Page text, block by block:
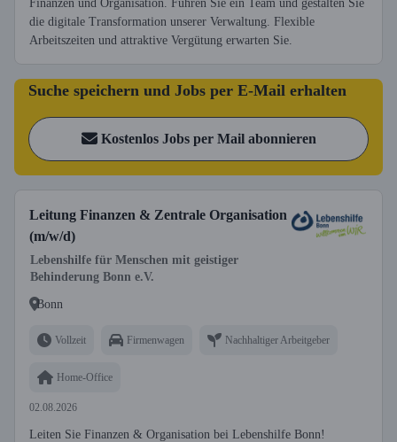
Finanzen und Organisation. Führen Sie ein Team und gestalten Sie
die digitale Transformation unserer Verwaltung. Flexible
Arbeitszeiten und attraktive Vergütung erwarten Sie.
Suche speichern und Jobs per E-Mail erhalten
Kostenlos Jobs per Mail abonnieren
Leitung Finanzen & Zentrale Organisation
(m/w/d)
Lebenshilfe für Menschen mit geistiger
Behinderung Bonn e.V.
Bonn
Vollzeit Firmenwagen Nachhaltiger Arbeitgeber
Home-Office
02.08.2026
Leiten Sie Finanzen & Organisation bei Lebenshilfe Bonn!